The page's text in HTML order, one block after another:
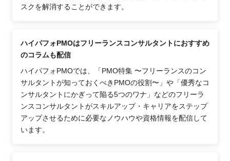
スクを解消することができます。
ハイパフォPMOはフリーランスコンサルタントにおすすめ
のコラムも配信
ハイパフォPMOでは、「PMO特集 〜フリーランスのコン
サルタントが知っておくべきPMOの役割〜」や「優秀なコ
ンサルタントにかぎって陥る5つのワナ」などのフリーラ
ンスコンサルタントがスキルアップ・キャリアをステップ
アップさせるために必要なノウハウや資格情報を配信して
います。